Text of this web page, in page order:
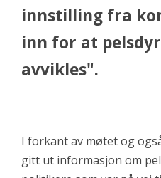
innstilling fra
inn for at
avvikles".
I forkant av møtet og
gitt ut informasjon om